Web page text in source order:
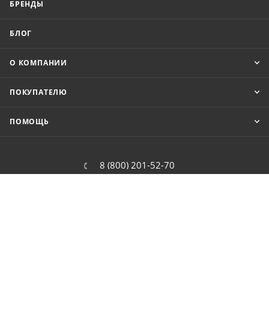
БРЕНДЫ
БЛОГ
О КОМПАНИИ
ПОКУПАТЕЛЮ
ПОМОЩЬ
8 (800) 201-52-70